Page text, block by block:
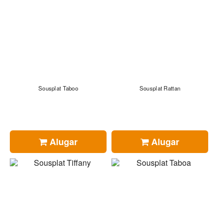
Sousplat Taboo
Alugar
Sousplat Rattan
Alugar